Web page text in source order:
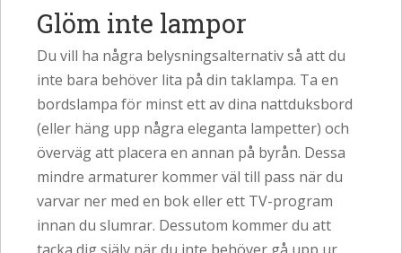
Glöm inte lampor
Du vill ha några belysningsalternativ så att du
inte bara behöver lita på din taklampa. Ta en
bordslampa för minst ett av dina nattduksbord
(eller häng upp några eleganta lampetter) och
överväg att placera en annan på byrån. Dessa
mindre armaturer kommer väl till pass när du
varvar ner med en bok eller ett TV-program
innan du slumrar. Dessutom kommer du att